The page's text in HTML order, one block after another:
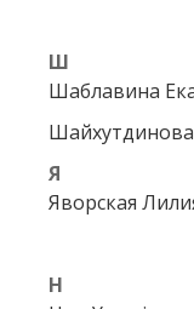
Ш
Шаблавина
Я
Яворская
H